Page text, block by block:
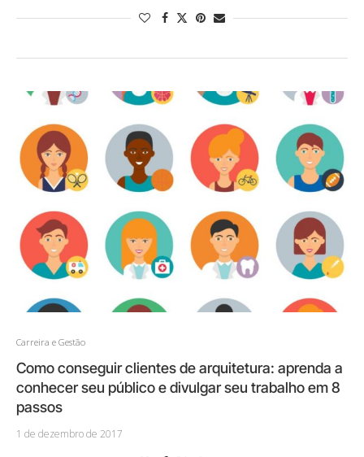
Carreira e Gestão
Como conseguir clientes de arquitetura: aprenda a
conhecer seu público e divulgar seu trabalho em 8
passos
1 de dezembro de 2017